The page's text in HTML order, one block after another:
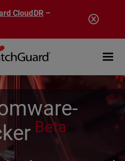
CloudDR–
Open
Beta